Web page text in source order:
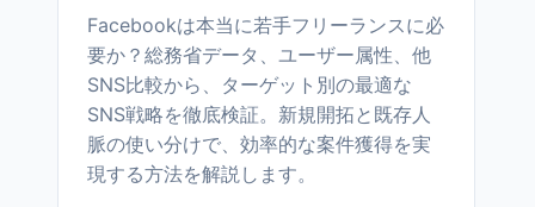
Facebookは本当に若手フリーランスに必
要か？総務省データ、ユーザー属性、他
SNS比較から、ターゲット別の最適な
SNS戦略を徹底検証。新規開拓と既存人
脈の使い分けで、効率的な案件獲得を実
現する方法を解説します。